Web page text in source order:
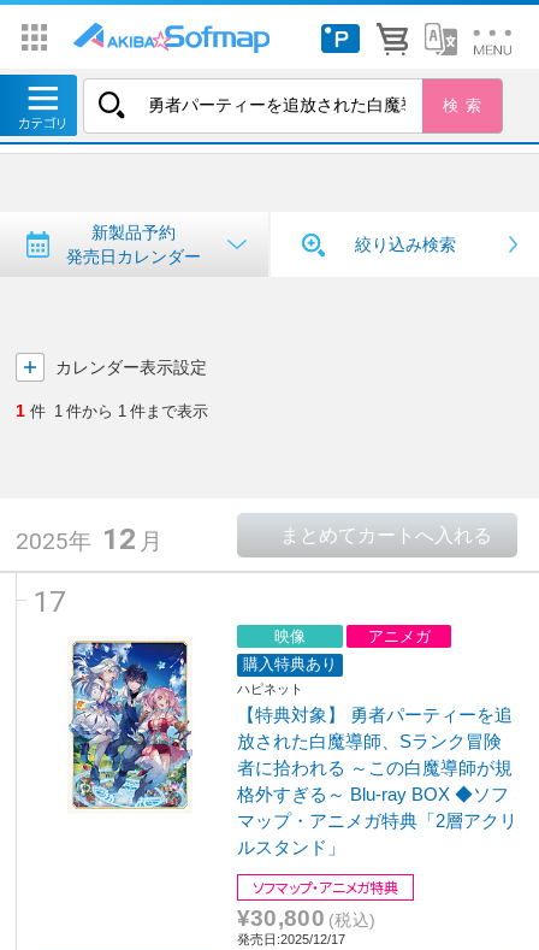
トップ ＞ 新製品予約・発売日カレンダー
新製品予約・発売日カレンダー
新製品予約
発売日カレンダー
絞り込み検索
カレンダー表示設定
1 件 1 件から 1 件まで表示
2025年 12 月
17
映像
アニメガ
購入特典あり
ハピネット
【特典対象】 勇者パーティーを追
放された白魔導師、Sランク冒険
者に拾われる ～この白魔導師が規
格外すぎる～ Blu-ray BOX ◆ソフ
マップ・アニメガ特典「2層アクリ
ルスタンド」
ソフマップ・アニメガ特典
¥30,800 (税込)
発売日:2025/12/17